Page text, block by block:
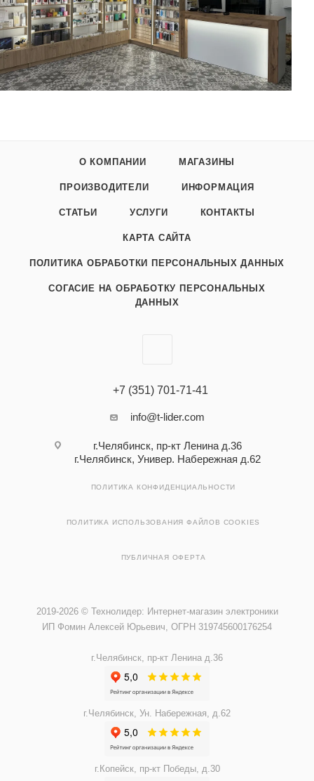
О КОМПАНИИ МАГАЗИНЫ
ПРОИЗВОДИТЕЛИ ИНФОРМАЦИЯ
СТАТЬИ УСЛУГИ КОНТАКТЫ
КАРТА САЙТА
ПОЛИТИКА ОБРАБОТКИ ПЕРСОНАЛЬНЫХ ДАННЫХ
СОГАСИЕ НА ОБРАБОТКУ ПЕРСОНАЛЬНЫХ
ДАННЫХ
+7 (351) 701-71-41
info@t-lider.com
г.Челябинск, пр-кт Ленина д.36
г.Челябинск, Универ. Набережная д.62
ПОЛИТИКА КОНФИДЕНЦИАЛЬНОСТИ
ПОЛИТИКА ИСПОЛЬЗОВАНИЯ ФАЙЛОВ COOKIES
ПУБЛИЧНАЯ ОФЕРТА
2019-2026 © Технолидер: Интернет-магазин электроники
ИП Фомин Алексей Юрьевич, ОГРН 319745600176254
г.Челябинск, пр-кт Ленина д.36
г.Челябинск, Ун. Набережная, д.62
г.Копейск, пр-кт Победы, д.30